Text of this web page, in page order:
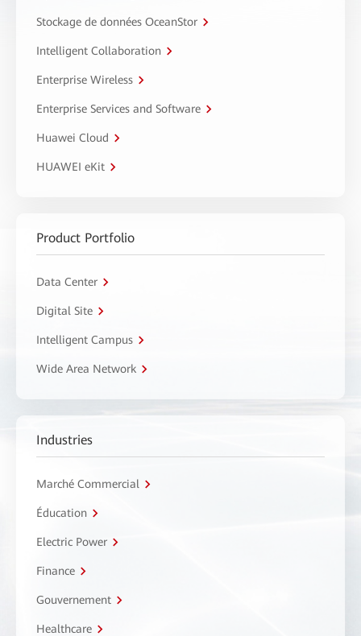
Stockage de données OceanStor
Intelligent Collaboration
Enterprise Wireless
Enterprise Services and Software
Huawei Cloud
HUAWEI eKit
Product Portfolio
Data Center
Digital Site
Intelligent Campus
Wide Area Network
Industries
Marché Commercial
Éducation
Electric Power
Finance
Gouvernement
Healthcare